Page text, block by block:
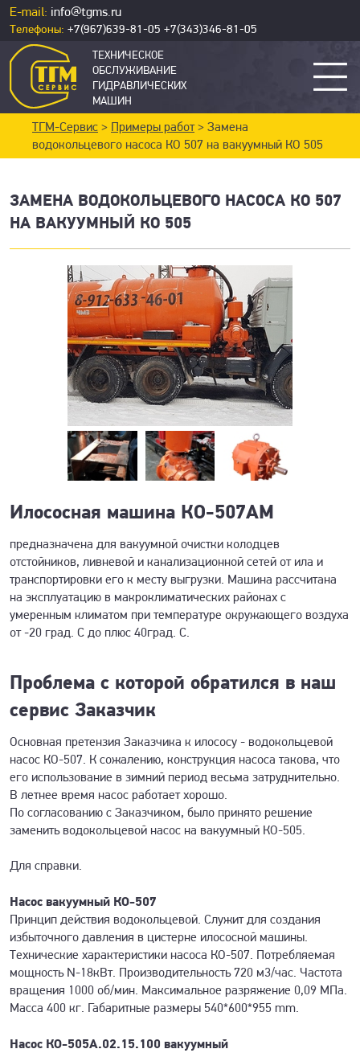
E-mail: info@tgms.ru
Телефоны: +7(967)639-81-05 +7(343)346-81-05
ТЕХНИЧЕСКОЕ
ОБСЛУЖИВАНИЕ
ГИДРАВЛИЧЕСКИХ
МАШИН
ТГМ-Сервис > Примеры работ> Замена
водокольцевого насоса КО 507 на вакуумный КО 505
ЗАМЕНА ВОДОКОЛЬЦЕВОГО НАСОСА КО 507
НА ВАКУУМНЫЙ КО 505
Илососная машина КО-507АМ
предназначена для вакуумной очистки колодцев
отстойников, ливневой и канализационной сетей от ила и
транспортировки его к месту выгрузки. Машина рассчитана
на эксплуатацию в макроклиматических районах с
умеренным климатом при температуре окружающего воздуха
от -20 град. С до плюс 40град. С.
Проблема с которой обратился в наш
сервис Заказчик
Основная претензия Заказчика к илососу - водокольцевой
насос КО-507. К сожалению, конструкция насоса такова, что
его использование в зимний период весьма затруднительно.
В летнее время насос работает хорошо.
По согласованию с Заказчиком, было принято решение
заменить водокольцевой насос на вакуумный КО-505.
Для справки.
Насос вакуумный КО-507
Принцип действия водокольцевой. Служит для создания
избыточного давления в цистерне илососной машины.
Технические характеристики насоса КО-507. Потребляемая
мощность N-18кВт. Производительность 720 м3/час. Частота
вращения 1000 об/мин. Максимальное разряжение 0,09 МПа.
Масса 400 кг. Габаритные размеры 540*600*955 mm.
Насос КО-505А.02.15.100 вакуумный